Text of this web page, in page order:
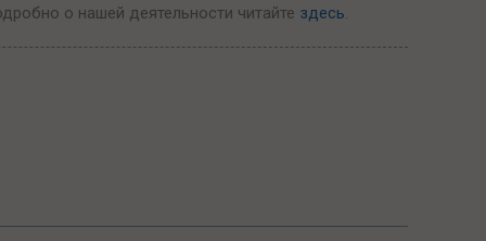
о нашей деятельности читайте здесь.